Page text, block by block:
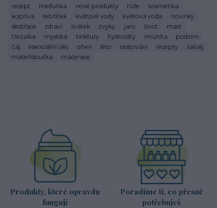
recept
meduňka nové produkty růže
kosmetika
kopřiva
řebříček květové vody květová voda
novinky
destilace
zdraví svátek zvyky jaro život
mast
třezalka
mystika tinktury hydroláty imunita
podzim
čaj
esenciální olej oheň léto cestování recepty
šalvěj
mateřídouška
macerace
Produkty, které opravdu
fungují
Poradíme ti, co přesně
potřebuješ